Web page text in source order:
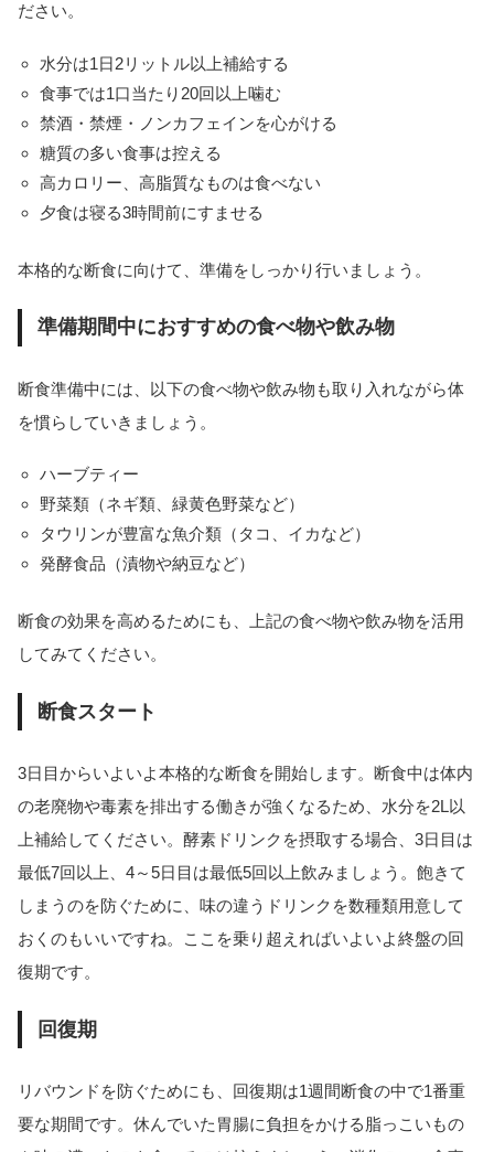
ださい。
水分は1日2リットル以上補給する
食事では1口当たり20回以上噛む
禁酒・禁煙・ノンカフェインを心がける
糖質の多い食事は控える
高カロリー、高脂質なものは食べない
夕食は寝る3時間前にすませる
本格的な断食に向けて、準備をしっかり行いましょう。
準備期間中におすすめの食べ物や飲み物
断食準備中には、以下の食べ物や飲み物も取り入れながら体
を慣らしていきましょう。
ハーブティー
野菜類（ネギ類、緑黄色野菜など）
タウリンが豊富な魚介類（タコ、イカなど）
発酵食品（漬物や納豆など）
断食の効果を高めるためにも、上記の食べ物や飲み物を活用
してみてください。
断食スタート
3日目からいよいよ本格的な断食を開始します。断食中は体内
の老廃物や毒素を排出する働きが強くなるため、水分を2L以
上補給してください。酵素ドリンクを摂取する場合、3日目は
最低7回以上、4～5日目は最低5回以上飲みましょう。飽きて
しまうのを防ぐために、味の違うドリンクを数種類用意して
おくのもいいですね。ここを乗り超えればいよいよ終盤の回
復期です。
回復期
リバウンドを防ぐためにも、回復期は1週間断食の中で1番重
要な期間です。休んでいた胃腸に負担をかける脂っこいもの